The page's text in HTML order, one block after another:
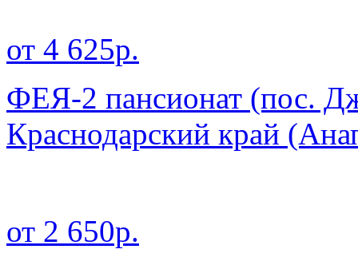
от 4 625р.
ФЕЯ-2 пансионат (пос.
Краснодарский край
от 2 650р.